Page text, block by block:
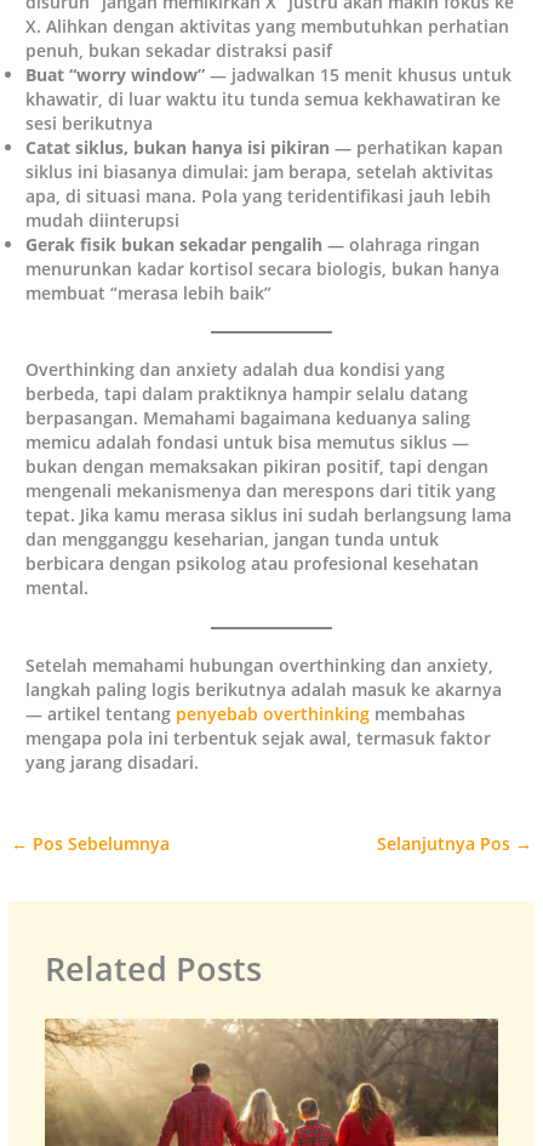
X. Alihkan dengan aktivitas yang membutuhkan perhatian
penuh, bukan sekadar distraksi pasif
Buat “worry window” — jadwalkan 15 menit khusus untuk
khawatir, di luar waktu itu tunda semua kekhawatiran ke
sesi berikutnya
Catat siklus, bukan hanya isi pikiran — perhatikan kapan
siklus ini biasanya dimulai: jam berapa, setelah aktivitas
apa, di situasi mana. Pola yang teridentifikasi jauh lebih
mudah diinterupsi
Gerak fisik bukan sekadar pengalih — olahraga ringan
menurunkan kadar kortisol secara biologis, bukan hanya
membuat “merasa lebih baik”
Overthinking dan anxiety adalah dua kondisi yang
berbeda, tapi dalam praktiknya hampir selalu datang
berpasangan. Memahami bagaimana keduanya saling
memicu adalah fondasi untuk bisa memutus siklus —
bukan dengan memaksakan pikiran positif, tapi dengan
mengenali mekanismenya dan merespons dari titik yang
tepat. Jika kamu merasa siklus ini sudah berlangsung lama
dan mengganggu keseharian, jangan tunda untuk
berbicara dengan psikolog atau profesional kesehatan
mental.
Setelah memahami hubungan overthinking dan anxiety,
langkah paling logis berikutnya adalah masuk ke akarnya
— artikel tentang penyebab overthinking membahas
mengapa pola ini terbentuk sejak awal, termasuk faktor
yang jarang disadari.
← Pos Sebelumnya Selanjutnya Pos →
Related Posts